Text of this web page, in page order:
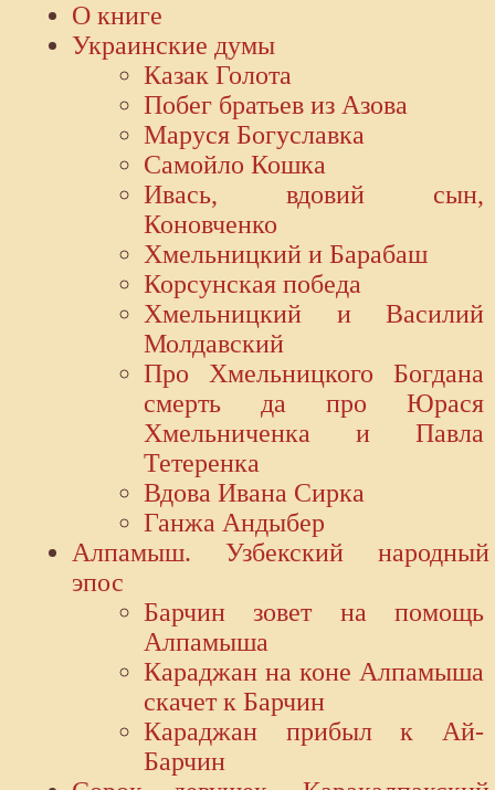
О книге
Украинские думы
Казак Голота
Побег братьев из Азова
Маруся Богуславка
Самойло Кошка
Ивась, вдовий сын,
Коновченко
Хмельницкий и Барабаш
Корсунская победа
Хмельницкий и Василий
Молдавский
Про Хмельницкого Богдана
смерть да про Юрася
Хмельниченка и Павла
Тетеренка
Вдова Ивана Сирка
Ганжа Андыбер
Алпамыш. Узбекский народный
эпос
Барчин зовет на помощь
Алпамыша
Караджан на коне Алпамыша
скачет к Барчин
Караджан прибыл к Ай-
Барчин